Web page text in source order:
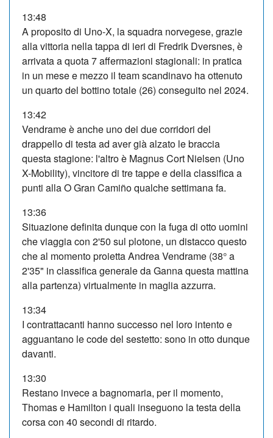
13:48
A proposito di Uno-X, la squadra norvegese, grazie
alla vittoria nella tappa di ieri di Fredrik Dversnes, è
arrivata a quota 7 affermazioni stagionali: in pratica
in un mese e mezzo il team scandinavo ha ottenuto
un quarto del bottino totale (26) conseguito nel 2024.
13:42
Vendrame è anche uno dei due corridori del
drappello di testa ad aver già alzato le braccia
questa stagione: l'altro è Magnus Cort Nielsen (Uno
X-Mobility), vincitore di tre tappe e della classifica a
punti alla O Gran Camiño qualche settimana fa.
13:36
Situazione definita dunque con la fuga di otto uomini
che viaggia con 2'50 sul plotone, un distacco questo
che al momento proietta Andrea Vendrame (38° a
2'35" in classifica generale da Ganna questa mattina
alla partenza) virtualmente in maglia azzurra.
13:34
I contrattacanti hanno successo nel loro intento e
agguantano le code del sestetto: sono in otto dunque
davanti.
13:30
Restano invece a bagnomaria, per il momento,
Thomas e Hamilton i quali inseguono la testa della
corsa con 40 secondi di ritardo.